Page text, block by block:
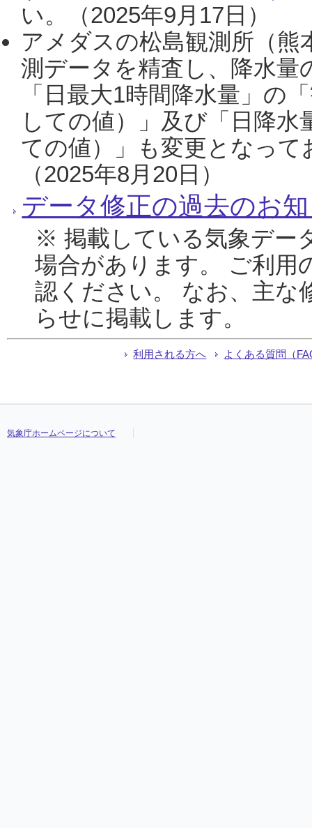
い。（2025年9月17日）
アメダスの松島観測所（熊
測データを精査し、降水
「日最大1時間降水量」の
しての値）」及び「日降
ての値）」も変更となっ
（2025年8月20日）
データ修正の過去のお
※ 掲載している気象デー
場合があります。 ご利用
認ください。 なお、主な
らせに掲載します。
利用される方へ よくある質問（
気象庁ホームページについて